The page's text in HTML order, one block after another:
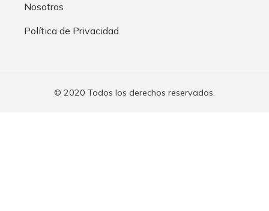
Nosotros
Política de Privacidad
© 2020 Todos los derechos reservados.